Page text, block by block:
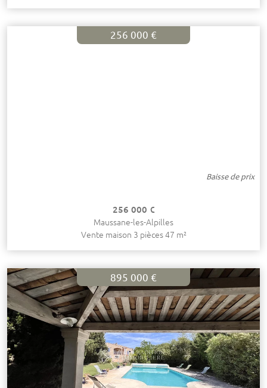
256 000 €
Baisse de prix
256 000 €
Maussane-les-Alpilles
Vente maison 3 pièces 47 m²
895 000 €